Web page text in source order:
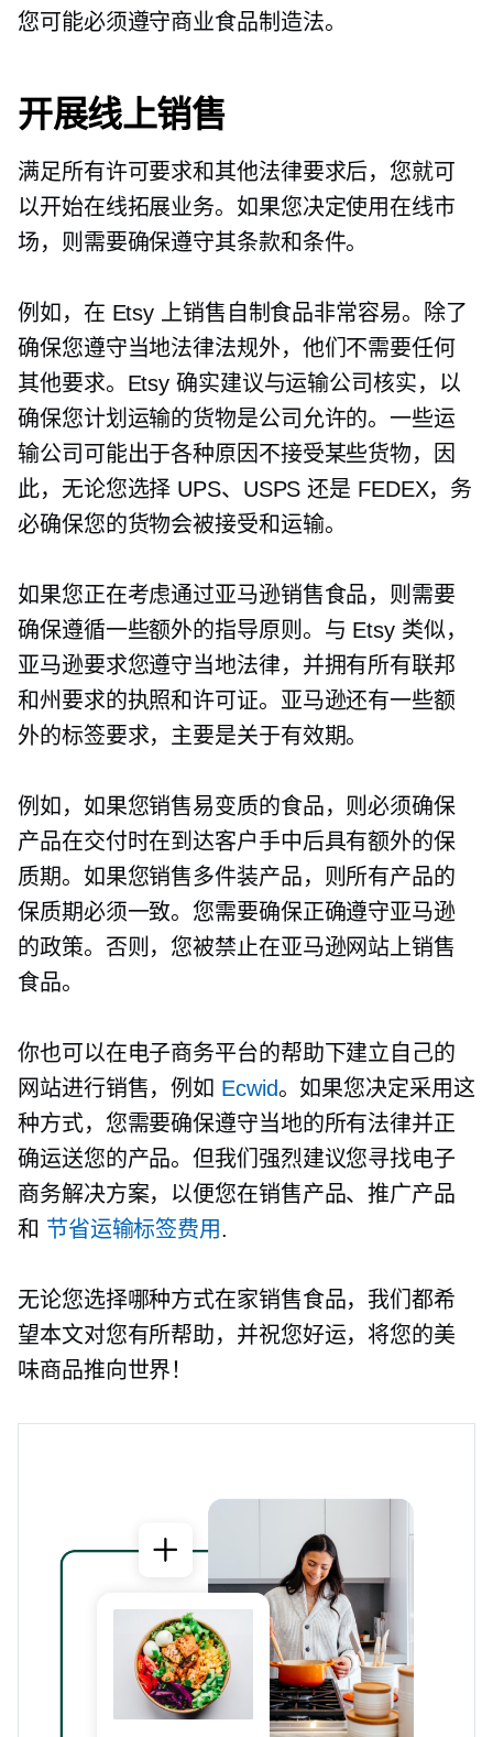
您可能必须遵守商业食品制造法。
开展线上销售
满足所有许可要求和其他法律要求后，您就可
以开始在线拓展业务。如果您决定使用在线市
场，则需要确保遵守其条款和条件。
例如，在 Etsy 上销售自制食品非常容易。除了
确保您遵守当地法律法规外，他们不需要任何
其他要求。Etsy 确实建议与运输公司核实，以
确保您计划运输的货物是公司允许的。一些运
输公司可能出于各种原因不接受某些货物，因
此，无论您选择 UPS、USPS 还是 FEDEX，务
必确保您的货物会被接受和运输。
如果您正在考虑通过亚马逊销售食品，则需要
确保遵循一些额外的指导原则。与 Etsy 类似，
亚马逊要求您遵守当地法律，并拥有所有联邦
和州要求的执照和许可证。亚马逊还有一些额
外的标签要求，主要是关于有效期。
例如，如果您销售易变质的食品，则必须确保
产品在交付时在到达客户手中后具有额外的保
质期。如果您销售多件装产品，则所有产品的
保质期必须一致。您需要确保正确遵守亚马逊
的政策。否则，您被禁止在亚马逊网站上销售
食品。
你也可以在电子商务平台的帮助下建立自己的
网站进行销售，例如 Ecwid。如果您决定采用这
种方式，您需要确保遵守当地的所有法律并正
确运送您的产品。但我们强烈建议您寻找电子
商务解决方案，以便您在销售产品、推广产品
和 节省运输标签费用.
无论您选择哪种方式在家销售食品，我们都希
望本文对您有所帮助，并祝您好运，将您的美
味商品推向世界！